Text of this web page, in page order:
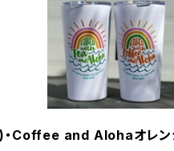
Coffee and Alohaオレン